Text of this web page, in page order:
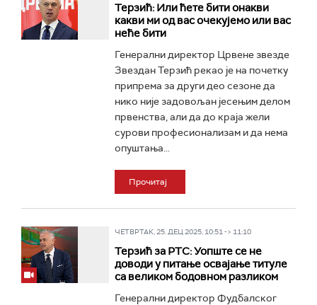
Терзић: Или ћете бити онакви
какви ми од вас очекујемо или вас
неће бити
Генерални директор Црвене звезде
Звездан Терзић рекао је на почетку
припрема за други део сезоне да
нико није задовољан јесењим делом
првенства, али да до краја жели
сурови професионализам и да нема
опуштања...
Прочитај
ЧЕТВРТАК, 25. ДЕЦ 2025, 10:51 -> 11:10
Терзић за РТС: Уопште се не
доводи у питање освајање титуле
са великом бодовном разликом
Генерални директор Фудбалског